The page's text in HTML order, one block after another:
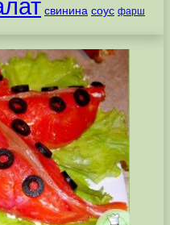
свинина соус фарш